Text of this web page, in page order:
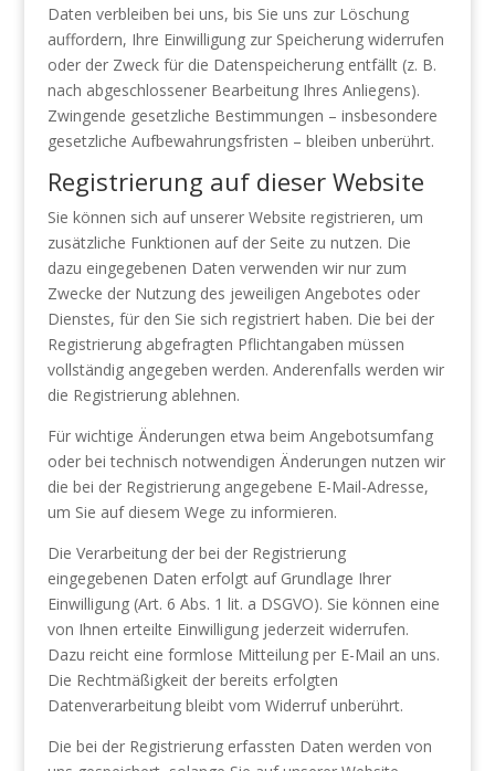
Daten verbleiben bei uns, bis Sie uns zur Löschung
auffordern, Ihre Einwilligung zur Speicherung widerrufen
oder der Zweck für die Datenspeicherung entfällt (z. B.
nach abgeschlossener Bearbeitung Ihres Anliegens).
Zwingende gesetzliche Bestimmungen – insbesondere
gesetzliche Aufbewahrungsfristen – bleiben unberührt.
Registrierung auf dieser Website
Sie können sich auf unserer Website registrieren, um
zusätzliche Funktionen auf der Seite zu nutzen. Die
dazu eingegebenen Daten verwenden wir nur zum
Zwecke der Nutzung des jeweiligen Angebotes oder
Dienstes, für den Sie sich registriert haben. Die bei der
Registrierung abgefragten Pflichtangaben müssen
vollständig angegeben werden. Anderenfalls werden wir
die Registrierung ablehnen.
Für wichtige Änderungen etwa beim Angebotsumfang
oder bei technisch notwendigen Änderungen nutzen wir
die bei der Registrierung angegebene E-Mail-Adresse,
um Sie auf diesem Wege zu informieren.
Die Verarbeitung der bei der Registrierung
eingegebenen Daten erfolgt auf Grundlage Ihrer
Einwilligung (Art. 6 Abs. 1 lit. a DSGVO). Sie können eine
von Ihnen erteilte Einwilligung jederzeit widerrufen.
Dazu reicht eine formlose Mitteilung per E-Mail an uns.
Die Rechtmäßigkeit der bereits erfolgten
Datenverarbeitung bleibt vom Widerruf unberührt.
Die bei der Registrierung erfassten Daten werden von